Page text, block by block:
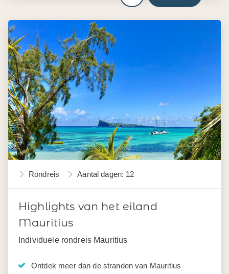
Rondreis Aantal dagen: 12
Highlights van het eiland
Mauritius
Individuele rondreis Mauritius
Ontdek meer dan de stranden van Mauritius